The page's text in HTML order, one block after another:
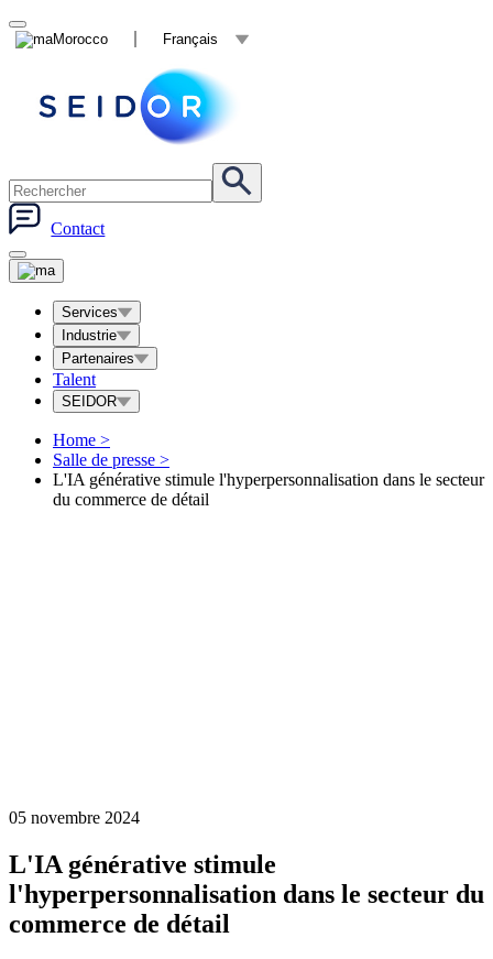
Morocco Français
Contact
Services
Industrie
Partenaires
Talent
SEIDOR
Home >
Salle de presse >
L'IA générative stimule l'hyperpersonnalisation dans le secteur
du commerce de détail
05 novembre 2024
L'IA générative stimule
l'hyperpersonnalisation dans le secteur du
commerce de détail